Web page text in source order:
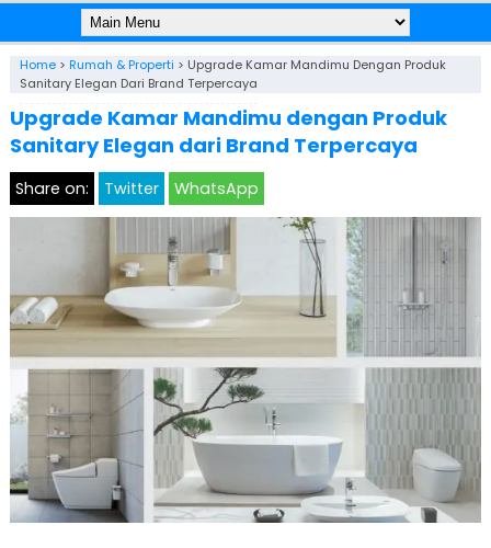
Home> Rumah & Properti > Upgrade Kamar Mandimu Dengan Produk
Sanitary Elegan Dari Brand Terpercaya
Upgrade Kamar Mandimu dengan Produk
Sanitary Elegan dari Brand Terpercaya
Share on: Twitter WhatsApp